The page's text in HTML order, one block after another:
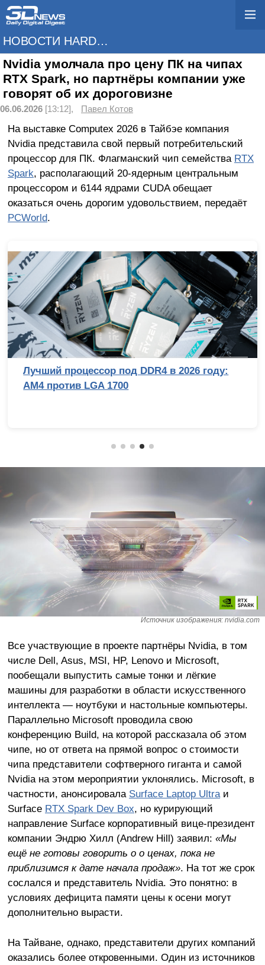
НОВОСТИ HARDWARE
Nvidia умолчала про цену ПК на чипах
RTX Spark, но партнёры компании уже
говорят об их дороговизне
06.06.2026 [13:12], Павел Котов
На выставке Computex 2026 в Тайбэе компания
Nvidia представила свой первый потребительский
процессор для ПК. Флагманский чип семейства RTX
Spark, располагающий 20-ядерным центральным
процессором и 6144 ядрами CUDA обещает
оказаться очень дорогим удовольствием, передаёт
PCWorld.
Лучший процессор под DDR4 в 2026 году:
AM4 против LGA 1700
Источник изображения: nvidia.com
Все участвующие в проекте партнёры Nvidia, в том
числе Dell, Asus, MSI, HP, Lenovo и Microsoft,
пообещали выпустить самые тонки и лёгкие
машины для разработки в области искусственного
интеллекта — ноутбуки и настольные компьютеры.
Параллельно Microsoft проводила свою
конференцию Build, на которой рассказала об этом
чипе, но от ответа на прямой вопрос о стоимости
чипа представители софтверного гиганта и самой
Nvidia на этом мероприятии уклонялись. Microsoft, в
частности, анонсировала Surface Laptop Ultraи
Surface RTX Spark Dev Box, но курирующий
направление Surface корпоративный вице-президент
компании Эндрю Хилл (Andrew Hill) заявил: «Мы
ещё не готовы говорить о о ценах, пока не
приблизимся к дате начала продаж». На тот же срок
сослался и представитель Nvidia. Это понятно: в
условиях дефицита памяти цены к осени могут
дополнительно вырасти.
На Тайване, однако, представители других компаний
оказались более откровенными. Один из источников